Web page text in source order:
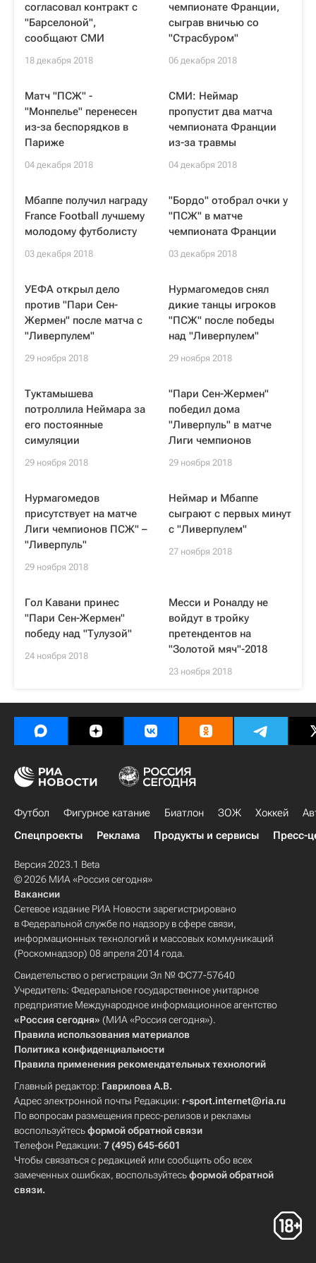
согласовал контракт с
"Барселоной",
сообщают СМИ
18 декабря 2018
чемпионате Франции,
сыграв вничью со
"Страсбуром"
06 декабря 2018
Матч "ПСЖ" -
"Монпелье" перенесен
из-за беспорядков в
Париже
04 декабря 2018
СМИ: Неймар
пропустит два матча
чемпионата Франции
из-за травмы
04 декабря 2018
Мбаппе получил награду
France Football лучшему
молодому футболисту
03 декабря 2018
"Бордо" отобрал очки у
"ПСЖ" в матче
чемпионата Франции
03 декабря 2018
УЕФА открыл дело
против "Пари Сен-
Жермен" после матча с
"Ливерпулем"
29 ноября 2018
Нурмагомедов снял
дикие танцы игроков
"ПСЖ" после победы
над "Ливерпулем"
29 ноября 2018
Туктамышева
потроллила Неймара за
его постоянные
симуляции
29 ноября 2018
"Пари Сен-Жермен"
победил дома
"Ливерпуль" в матче
Лиги чемпионов
29 ноября 2018
Нурмагомедов
присутствует на матче
Лиги чемпионов ПСЖ" –
"Ливерпуль"
29 ноября 2018
Неймар и Мбаппе
сыграют с первых минут
с "Ливерпулем"
27 ноября 2018
Гол Кавани принес
"Пари Сен-Жермен"
победу над "Тулузой"
24 ноября 2018
Месси и Роналду не
войдут в тройку
претендентов на
"Золотой мяч"-2018
23 ноября 2018
Футбол Фигурное катание Биатлон ЗОЖ Хоккей
Спецпроекты
Реклама Продукты и сервисы Пресс-
Версия 2023.1 Beta
© 2026 МИА «Россия сегодня»
Вакансии
Сетевое издание РИА Новости зарегистрировано
в Федеральной службе по надзору в сфере связи,
информационных технологий и массовых коммуникаций
(Роскомнадзор) 08 апреля 2014 года.
Свидетельство о регистрации Эл № ФС77-57640
Учредитель: Федеральное государственное унитарное
предприятие Международное информационное агентство
«Россия сегодня» (МИА «Россия сегодня»).
Правила использования материалов
Политика конфиденциальности
Правила применения рекомендательных технологий
Главный редактор: Гаврилова А.В.
Адрес электронной почты Редакции: r-sport.internet@ria.ru
По вопросам размещения пресс-релизов и рекламы
воспользуйтесьформой обратной связи
Телефон Редакции: 7 (495) 645-6601
Чтобы связаться с редакцией или сообщить обо всех
замеченных ошибках, воспользуйтесьформой обратной
связи.